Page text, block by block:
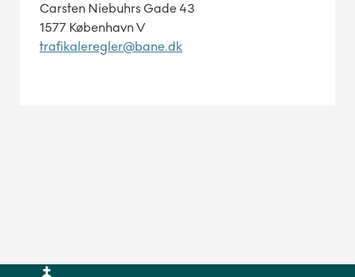
Carsten Niebuhrs Gade 43
1577 København V
trafikaleregler@bane.dk